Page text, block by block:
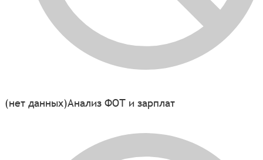
(нет данных)Анализ ФОТ и зарплат